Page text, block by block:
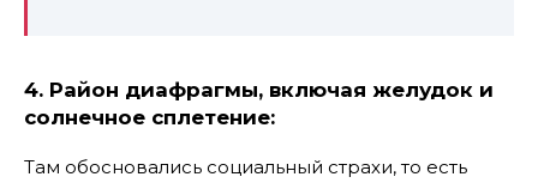
4. Район диафрагмы, включая желудок и
солнечное сплетение:
Там обосновались социальный страхи, то есть